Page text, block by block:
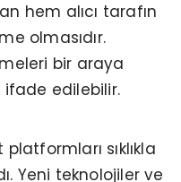
hem alıcı tarafın
olmasıdır.
bir araya
edilebilir.
sıklıkla
Yeni teknolojiler ve